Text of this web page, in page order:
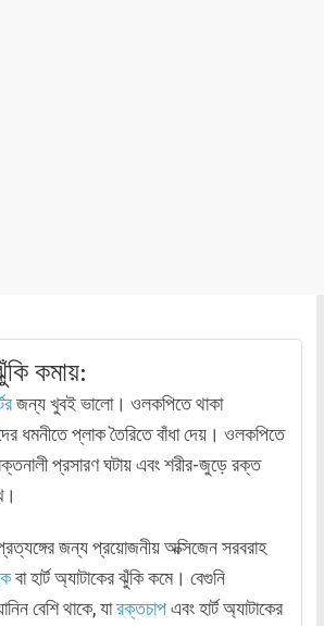
কমায়:
জন্য খুবই ভালো। ওলকপিতে থাকা
ধমনীতে প্লাক তৈরিতে বাঁধা দেয়। ওলকপিতে
প্রসারণ ঘটায় এবং শরীর-জুড়ে রক্ত
জন্য প্রয়োজনীয় অক্সিজেন সরবরাহ
বা হার্ট অ্যাটাকের ঝুঁকি কমে। বেগুনি
বেশি থাকে, যারক্তচাপএবং হার্ট অ্যাটাকের